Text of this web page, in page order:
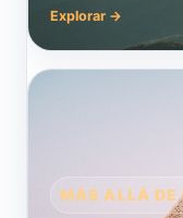
Explorar →
MÁS ALLÁ DE